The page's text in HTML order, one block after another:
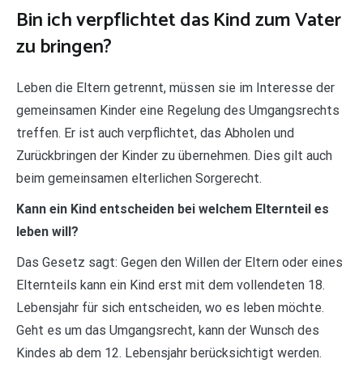
Bin ich verpflichtet das Kind zum Vater
zu bringen?
Leben die Eltern getrennt, müssen sie im Interesse der
gemeinsamen Kinder eine Regelung des Umgangsrechts
treffen. Er ist auch verpflichtet, das Abholen und
Zurückbringen der Kinder zu übernehmen. Dies gilt auch
beim gemeinsamen elterlichen Sorgerecht.
Kann ein Kind entscheiden bei welchem Elternteil es
leben will?
Das Gesetz sagt: Gegen den Willen der Eltern oder eines
Elternteils kann ein Kind erst mit dem vollendeten 18.
Lebensjahr für sich entscheiden, wo es leben möchte.
Geht es um das Umgangsrecht, kann der Wunsch des
Kindes ab dem 12. Lebensjahr berücksichtigt werden.